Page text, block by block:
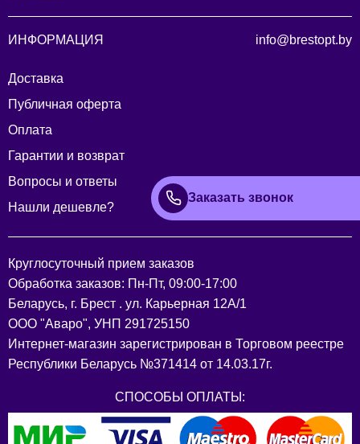
ИНФОРМАЦИЯ
Доставка
Публичная оферта
Оплата
Гарантии и возврат
Вопросы и ответы
Нашли дешевле?
info@brestopt.by
Заказать звонок
Круглосуточный прием заказов
Обработка заказов: Пн-Пт, 09:00-17:00
Беларусь, г. Брест . ул. Карьерная 12А/1
ООО "Аваро", УНП 291725150
Интернет-магазин зарегистрирован в Торговом реестре
Республики Беларусь №371414 от 14.03.17г.
СПОСОБЫ ОПЛАТЫ: